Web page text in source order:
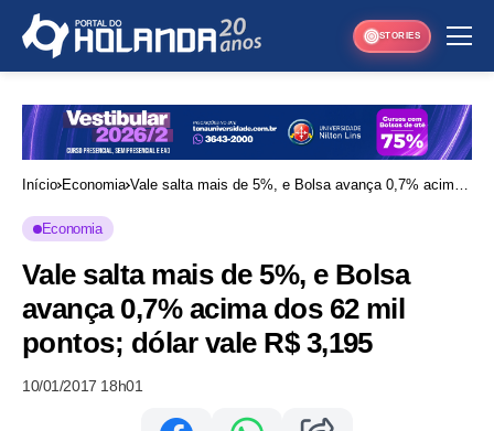
STORIES
Início Economia Vale salta mais de 5%, e Bolsa avança 0,7% acima
Economia
Vale salta mais de 5%, e Bolsa
avança 0,7% acima dos 62 mil
pontos; dólar vale R$ 3,195
10/01/2017 18h01